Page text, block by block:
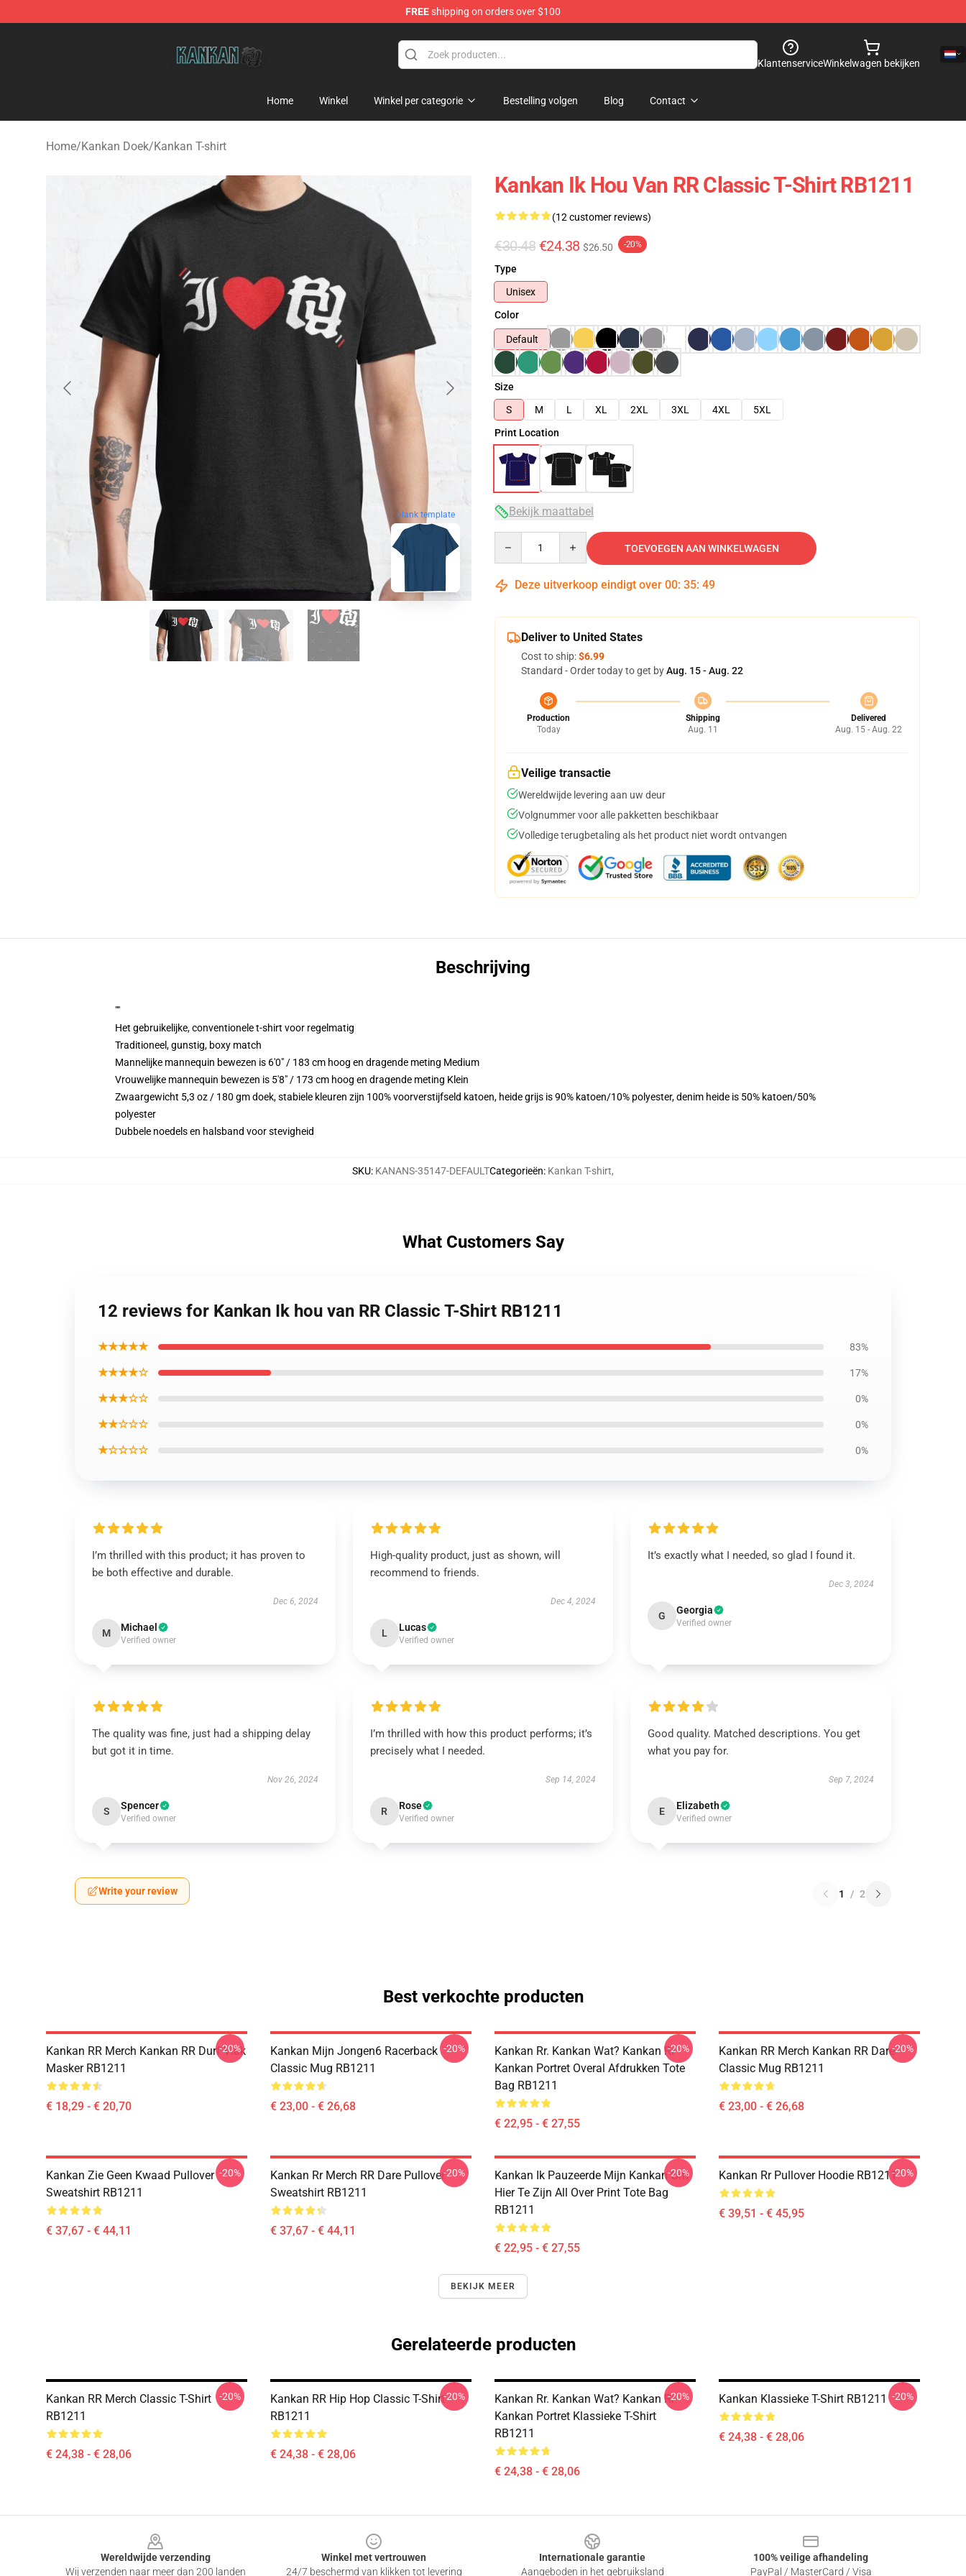
FREEshipping on orders over $100
KlantenserviceWinkelwagen bekijken
Home Winkel Winkel per categorie Bestelling volgen Blog Contact
Home/Kankan Doek/Kankan T-shirt
blank template
Kankan Ik Hou Van RR Classic T-Shirt RB1211
(12 customer reviews)
€30.48 €24.38 $26.50 -20%
Type
Unisex
Color
Default
Size
S
M L XL 2XL 3XL 4XL
5XL
Print Location
Bekijk maattabel
TOEVOEGEN AAN WINKELWAGEN
Deze uitverkoop eindigt over 00: 35: 48
Deliver to United States
Cost to ship:$6.99
Standard - Order today to get byAug. 15 - Aug. 22
Production
Today
Shipping
Aug. 11
Delivered
Aug. 15 - Aug. 22
Veilige transactie
Wereldwijde levering aan uw deur
Volgnummer voor alle pakketten beschikbaar
Volledige terugbetaling als het product niet wordt ontvangen
Beschrijving
""
Het gebruikelijke, conventionele t-shirt voor regelmatig
Traditioneel, gunstig, boxy match
Mannelijke mannequin bewezen is 6'0" / 183 cm hoog en dragende meting Medium
Vrouwelijke mannequin bewezen is 5'8" / 173 cm hoog en dragende meting Klein
Zwaargewicht 5,3 oz / 180 gm doek, stabiele kleuren zijn 100% voorverstijfseld katoen, heide grijs is 90% katoen/10% polyester, denim heide is 50% katoen/50%
polyester
Dubbele noedels en halsband voor stevigheid
SKU: KANANS-35147-DEFAULTCategorieën: Kankan T-shirt,
What Customers Say
12 reviews for Kankan Ik hou van RR Classic T-Shirt RB1211
★★★★★ 83%
★★★★☆ 17%
★★★☆☆ 0%
★★☆☆☆ 0%
★☆☆☆☆ 0%
I’m thrilled with this product; it has proven to
be both effective and durable.
Dec 6, 2024
M Michael
Verified owner
High-quality product, just as shown, will
recommend to friends.
Dec 4, 2024
L Lucas
Verified owner
It’s exactly what I needed, so glad I found it.
Dec 3, 2024
G Georgia
Verified owner
The quality was fine, just had a shipping delay
but got it in time.
Nov 26, 2024
S Spencer
Verified owner
I’m thrilled with how this product performs; it’s
precisely what I needed.
Sep 14, 2024
R Rose
Verified owner
Good quality. Matched descriptions. You get
what you pay for.
Sep 7, 2024
E Elizabeth
Verified owner
Write your review 1 / 2
Best verkochte producten
Kankan RR Merch Kankan RR Durf Vlak
Masker RB1211
€ 18,29 - € 20,70
-20%
Kankan Mijn Jongen6 Racerback
Classic Mug RB1211
€ 23,00 - € 26,68
-20%
Kankan Rr. Kankan Wat? Kankan Rr
Kankan Portret Overal Afdrukken Tote
Bag RB1211
€ 22,95 - € 27,55
-20%
Kankan RR Merch Kankan RR Dare
Classic Mug RB1211
€ 23,00 - € 26,68
-20%
Kankan Zie Geen Kwaad Pullover
Sweatshirt RB1211
€ 37,67 - € 44,11
-20%
Kankan Rr Merch RR Dare Pullover
Sweatshirt RB1211
€ 37,67 - € 44,11
-20%
Kankan Ik Pauzeerde Mijn Kankan Om
Hier Te Zijn All Over Print Tote Bag
RB1211
€ 22,95 - € 27,55
-20% Kankan Rr Pullover Hoodie RB1211
€ 39,51 - € 45,95
-20%
BEKIJK MEER
Gerelateerde producten
Kankan RR Merch Classic T-Shirt
RB1211
€ 24,38 - € 28,06
-20%
Kankan RR Hip Hop Classic T-Shirt
RB1211
€ 24,38 - € 28,06
-20%
Kankan Rr. Kankan Wat? Kankan Rr
Kankan Portret Klassieke T-Shirt
RB1211
€ 24,38 - € 28,06
-20% Kankan Klassieke T-Shirt RB1211
€ 24,38 - € 28,06
-20%
Wereldwijde verzending
Wij verzenden naar meer dan 200 landen
Winkel met vertrouwen
24/7 beschermd van klikken tot levering
Internationale garantie
Aangeboden in het gebruiksland
100% veilige afhandeling
PayPal / MasterCard / Visa